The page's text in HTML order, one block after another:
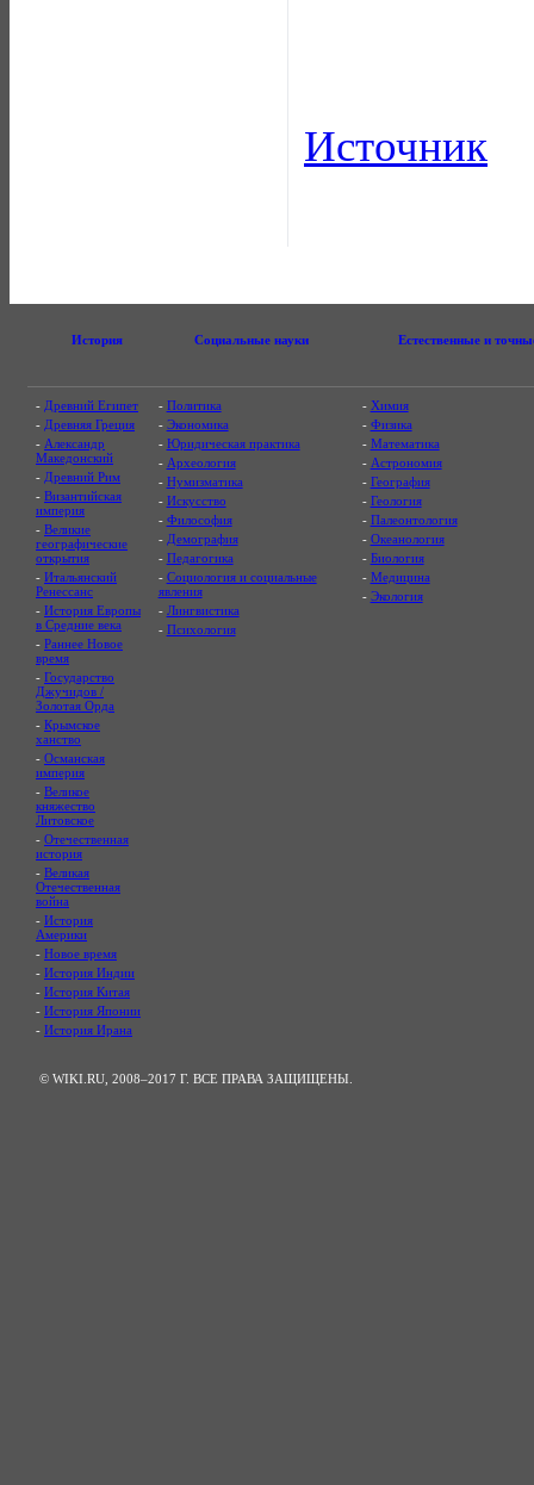
Источник
История Социальные науки Естественные и
- Древний Египет
- Древняя Греция
- Александр
Македонский
- Древний Рим
- Византийская
империя
- Великие
географические
открытия
- Итальянский
Ренессанс
- История Европы
в Средние века
- Раннее Новое
время
- Государство
Джучидов /
Золотая Орда
- Крымское
ханство
- Османская
империя
- Великое
княжество
Литовское
- Отечественная
история
- Великая
Отечественная
война
- История
Америки
- Новое время
- История Индии
- История Китая
- История Японии
- История Ирана
- Политика
- Экономика
- Юридическая практика
- Археология
- Нумизматика
- Искусство
- Философия
- Демография
- Педагогика
- Социология и социальные
явления
- Лингвистика
- Психология
- Химия
- Физика
- Математика
- Астрономия
- География
- Геология
- Палеонтология
- Океанология
- Биология
- Медицина
- Экология
© WIKI.RU, 2008–2017 Г. ВСЕ ПРАВА ЗАЩИЩЕНЫ.